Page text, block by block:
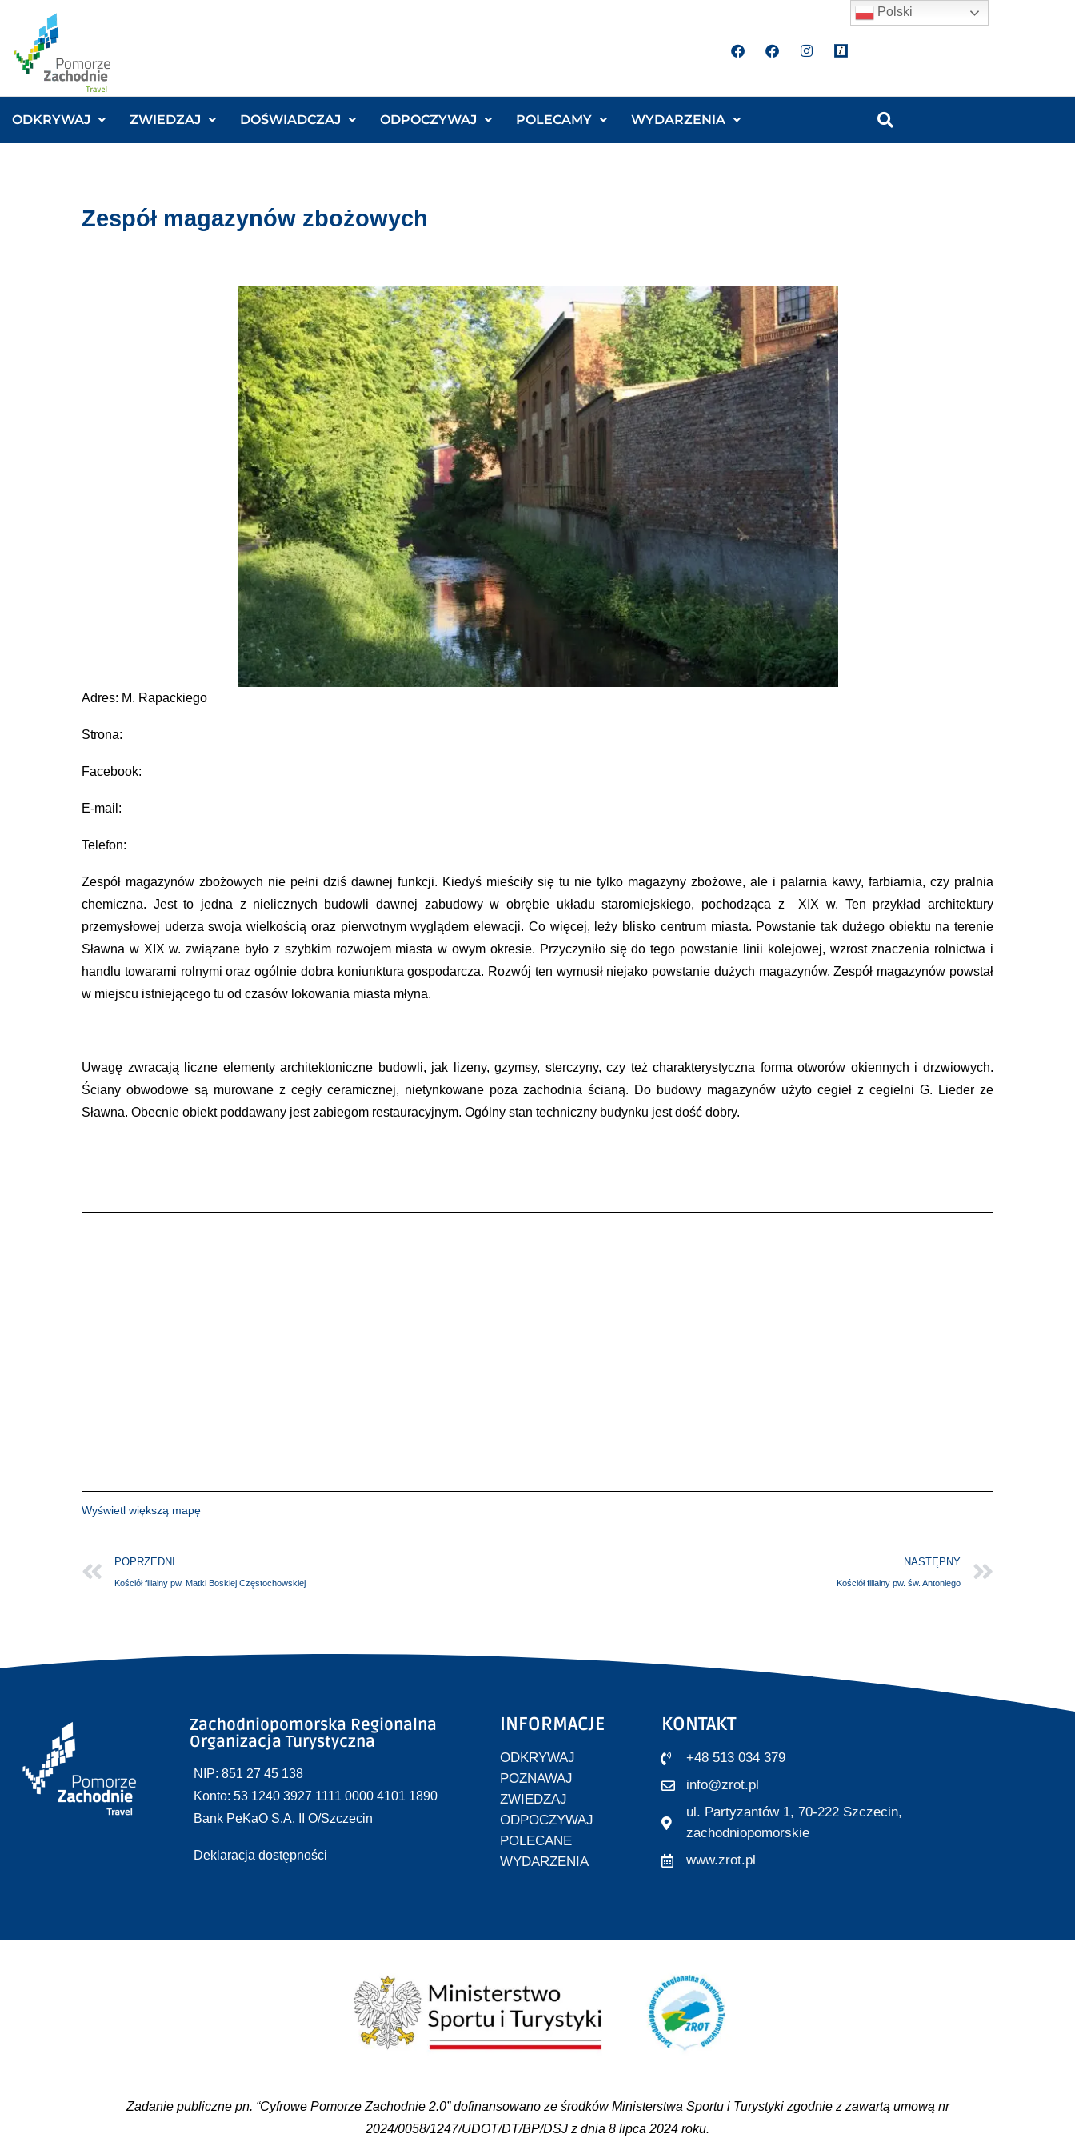
ODKRYWAJ ZWIEDZAJ DOŚWIADCZAJ ODPOCZYWAJ POLECAMY WYDARZENIA
Zespół magazynów zbożowych
Adres: M. Rapackiego
Strona:
Facebook:
E-mail:
Telefon:
Zespół magazynów zbożowych nie pełni dziś dawnej funkcji. Kiedyś mieściły się tu nie tylko magazyny zbożowe, ale i palarnia kawy, farbiarnia, czy pralnia
chemiczna. Jest to jedna z nielicznych budowli dawnej zabudowy w obrębie układu staromiejskiego, pochodząca z XIX w. Ten przykład architektury
przemysłowej uderza swoja wielkością oraz pierwotnym wyglądem elewacji. Co więcej, leży blisko centrum miasta. Powstanie tak dużego obiektu na terenie
Sławna w XIX w. związane było z szybkim rozwojem miasta w owym okresie. Przyczyniło się do tego powstanie linii kolejowej, wzrost znaczenia rolnictwa i
handlu towarami rolnymi oraz ogólnie dobra koniunktura gospodarcza. Rozwój ten wymusił niejako powstanie dużych magazynów. Zespół magazynów powstał
w miejscu istniejącego tu od czasów lokowania miasta młyna.
Uwagę zwracają liczne elementy architektoniczne budowli, jak lizeny, gzymsy, sterczyny, czy też charakterystyczna forma otworów okiennych i drzwiowych.
Ściany obwodowe są murowane z cegły ceramicznej, nietynkowane poza zachodnia ścianą. Do budowy magazynów użyto cegieł z cegielni G. Lieder ze
Sławna. Obecnie obiekt poddawany jest zabiegom restauracyjnym. Ogólny stan techniczny budynku jest dość dobry.
Wyświetl większą mapę
POPRZEDNI
Kościół filialny pw. Matki Boskiej Częstochowskiej
NASTĘPNY
Kościół filialny pw. św. Antoniego
Zachodniopomorska Regionalna
Organizacja Turystyczna
NIP: 851 27 45 138
Konto: 53 1240 3927 1111 0000 4101 1890
Bank PeKaO S.A. II O/Szczecin
Deklaracja dostępności
INFORMACJE
ODKRYWAJ
POZNAWAJ
ZWIEDZAJ
ODPOCZYWAJ
POLECANE
WYDARZENIA
KONTAKT
+48 513 034 379
info@zrot.pl
ul. Partyzantów 1, 70-222 Szczecin,
zachodniopomorskie
www.zrot.pl
Zadanie publiczne pn. “Cyfrowe Pomorze Zachodnie 2.0” dofinansowano ze środków Ministerstwa Sportu i Turystyki zgodnie z zawartą umową nr
2024/0058/1247/UDOT/DT/BP/DSJ z dnia 8 lipca 2024 roku.
Polski